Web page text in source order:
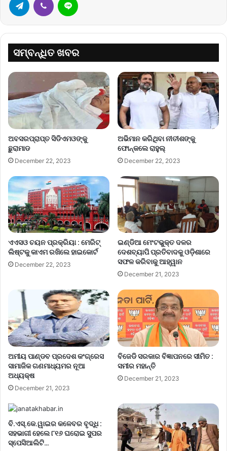
ସମ୍ବନ୍ଧିତ ଖବର
ଅବସରପ୍ରାପ୍ତ ସିଡିଏମଓଙ୍କୁ
ଛୁରାମାଡ
December 22, 2023
ଅଭିମାନ କରିଥିବା ନୀତୀଶଙ୍କୁ
ଫୋନ୍‌କଲେ ରାହୁଲ୍‌
December 22, 2023
ଏଏସଓ ଚୟନ ପ୍ରକ୍ରିୟା : ମେରିଟ୍
ଲିଷ୍ଟକୁ କାଏମ ରଖିଲେ ହାଇକୋର୍ଟ
December 22, 2023
ଇଣ୍ଡିଆ ମେଂଟଭୁକ୍ତ ଦଳର
ଦେଶବ୍ୟାପି ପ୍ରତିବାଦକୁ ଓଡ଼ିଶାରେ
ସଫଳ କରିବାକୁ ଆହ୍ୱାନ
December 21, 2023
ଅମୀୟ ପାଣ୍ଡବ ପ୍ରଦେଶ କଂଗ୍ରେସ
ସାମାଜିକ ଗଣମାଧ୍ୟମର ନୂଆ
ଅଧ୍ୟକ୍ଷ
December 21, 2023
ବିଜେଡି ସରକାର ବିଜ୍ଞାପନରେ ସୀମିତ :
ସମୀର ମହାନ୍ତି
December 21, 2023
ବି.ଏସ୍.କେ.ୱାଇର କଳେବର ବୃଦ୍ଧି :
ସହଭାଗୀ ହେଲେ ୮୧୬ ଘରୋଇ ସୁପର
ସ୍ପେସିଆଲିଟି…